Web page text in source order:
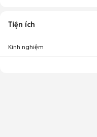
Tiện ích
Kinh nghiệm